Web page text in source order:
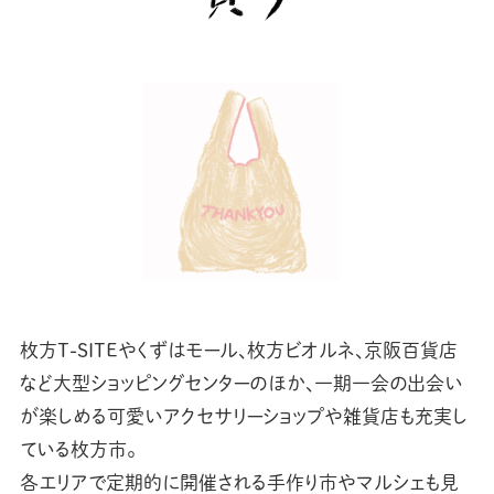
枚方T-SITEやくずはモール、枚方ビオルネ、京阪百貨店
など大型ショッピングセンターのほか、一期一会の出会い
が楽しめる可愛いアクセサリーショップや雑貨店も充実し
ている枚方市。
各エリアで定期的に開催される手作り市やマルシェも見